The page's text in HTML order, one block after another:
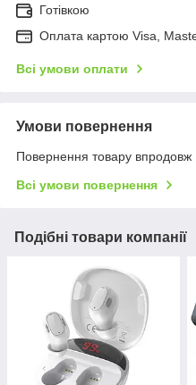
Готівкою
Оплата картою Visa,
Всі умови оплати
Умови повернення
Повернення товару впродовж
Всі умови повернення
Подібні товари компанії